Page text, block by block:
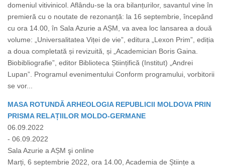
domeniul vitivinicol. Aflându-se la ora bilanțurilor, savantul vine în
premieră cu o noutate de rezonanță: la 16 septembrie, începând
cu ora 14.00, în Sala Azurie a AȘM, va avea loc lansarea a două
volume: „Universalitatea Viței de vie”, editura „Lexon Prim”, ediția
a doua completată și revizuită, și „Academician Boris Gaina.
Biobibliografie”, editor Biblioteca Științifică (Institut) „Andrei
Lupan”. Programul evenimentului Conform programului, vorbitorii
se vor...
MASA ROTUNDĂ ARHEOLOGIA REPUBLICII MOLDOVA PRIN
PRISMA RELAȚIILOR MOLDO-GERMANE
06.09.2022
- 06.09.2022
Sala Azurie a AȘM şi online
Marți, 6 septembrie 2022, ora 14.00, Academia de Științe a